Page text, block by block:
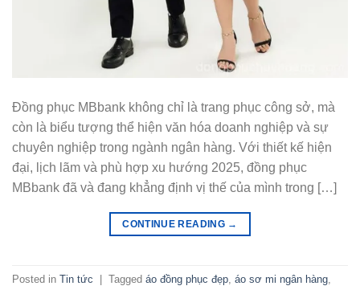
Đồng phục MBbank không chỉ là trang phục công sở, mà
còn là biểu tượng thể hiện văn hóa doanh nghiệp và sự
chuyên nghiệp trong ngành ngân hàng. Với thiết kế hiện
đại, lịch lãm và phù hợp xu hướng 2025, đồng phục
MBbank đã và đang khẳng định vị thế của mình trong […]
CONTINUE READING →
Posted in Tin tức | Tagged áo đồng phục đẹp áo sơ mi ngân hàng